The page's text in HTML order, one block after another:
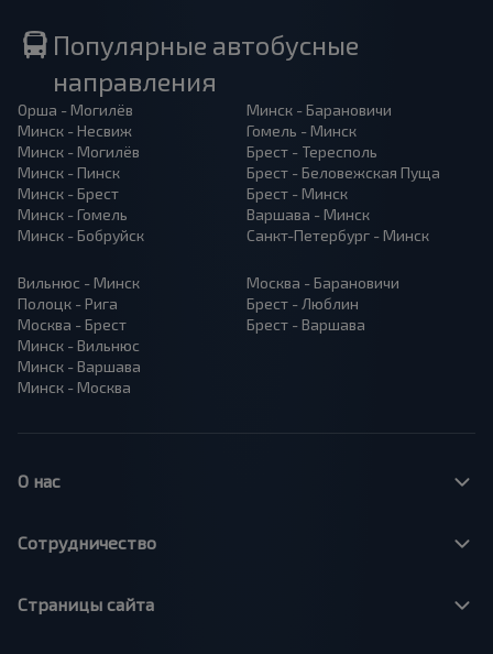
Популярные автобусные
направления
Орша - Могилёв
Минск - Несвиж
Минск - Могилёв
Минск - Пинск
Минск - Брест
Минск - Гомель
Минск - Бобруйск
Минск - Барановичи
Гомель - Минск
Брест - Тересполь
Брест - Беловежская Пуща
Брест - Минск
Варшава - Минск
Санкт-Петербург - Минск
Вильнюс - Минск
Полоцк - Рига
Москва - Брест
Минск - Вильнюс
Минск - Варшава
Минск - Москва
Москва - Барановичи
Брест - Люблин
Брест - Варшава
О нас
Сотрудничество
Страницы сайта